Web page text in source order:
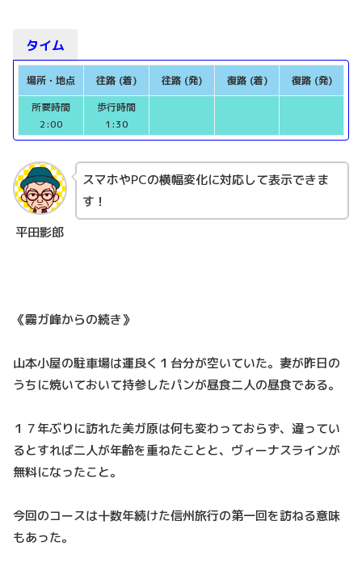
タイム
場所・地点 往路 (着) 往路 (発) 復路 (着)
復路 (発)
所要時間
2:00
歩行時間
1:30
平田影郎
スマホやPCの横幅変化に対応して表示できま
す！
《霧ガ峰からの続き》
山本小屋の駐車場は運良く１台分が空いていた。妻が昨日の
うちに焼いておいて持参したパンが昼食二人の昼食である。
１７年ぶりに訪れた美ガ原は何も変わっておらず、違ってい
るとすれば二人が年齢を重ねたことと、ヴィーナスラインが
無料になったこと。
今回のコースは十数年続けた信州旅行の第一回を訪ねる意味
もあった。